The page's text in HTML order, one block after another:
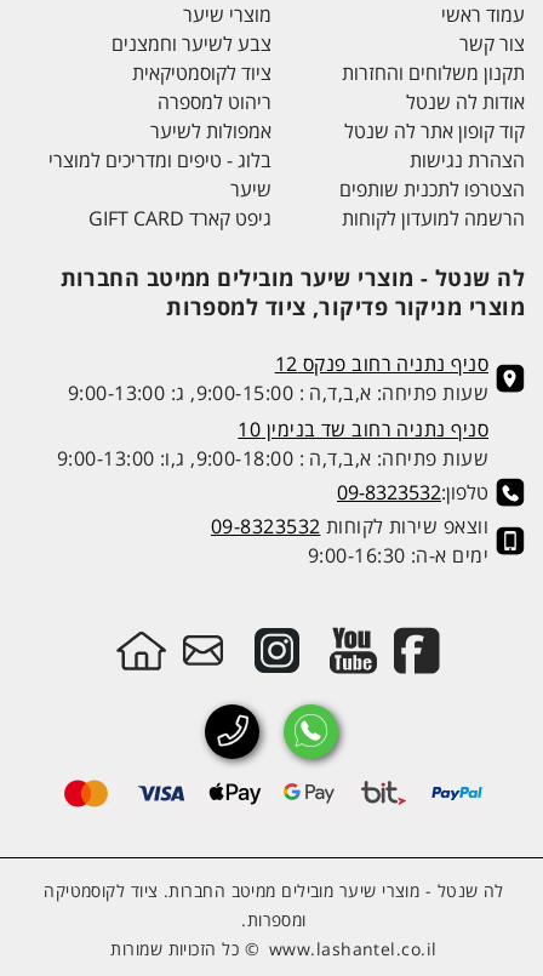
עמוד ראשי
צור קשר
תקנון משלוחים והחזרות
אודות לה שנטל
קוד קופון אתר לה שנטל
הצהרת נגישות
הצטרפו לתכנית שותפים
הרשמה למועדון לקוחות
מוצרי שיער
צבע לשיער וחמצנים
ציוד לקוסמטיקאית
ריהוט למספרה
אמפולות לשיער
בלוג - טיפים ומדריכים למוצרי
שיער
גיפט קארד GIFT CARD
לה שנטל - מוצרי שיער מובילים ממיטב החברות
מוצרי מניקור פדיקור, ציוד למספרות
סניף נתניה רחוב פנקס 12
שעות פתיחה: א,ב,ד,ה : 9:00-15:00, ג: 9:00-13:00
סניף נתניה רחוב שד בנימין 10
שעות פתיחה: א,ב,ד,ה : 9:00-18:00, ג,ו: 9:00-13:00
טלפון:09-8323532
ווצאפ שירות לקוחות 09-8323532
ימים א-ה: 9:00-16:30
לה שנטל - מוצרי שיער מובילים ממיטב החברות. ציוד לקוסמטיקה
ומספרות.
www.lashantel.co.il © כל הזכויות שמורות